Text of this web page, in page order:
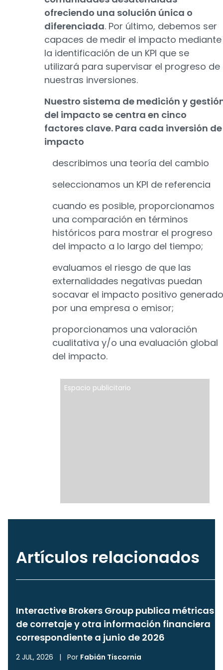
ofreciendo una solución única o
diferenciada. Por último, debemos ser
capaces de medir el impacto mediante
la identificación de un KPI que se
utilizará para supervisar el progreso de
nuestras inversiones.
Nuestro sistema de medición y
del impacto se centra en cinco
factores clave. Para cada inversión de
impacto
describimos una teoría del cambio
seleccionamos un KPI de referencia
cuando es posible, proporcionamos
una comparación en términos
históricos para mostrar el progreso
del impacto a lo largo del tiempo;
evaluamos el riesgo de que las
externalidades negativas puedan
socavar el impacto positivo generado
por una empresa o emisor;
proporcionamos una valoración
cualitativa y/o una evaluación global
del impacto.
Espacio publicitario
Artículos relacionados
Interactive Brokers Group publica métricas
de corretaje y otra información financiera
correspondiente a junio de 2026
2 JUL, 2026 | Por Fabián Tiscornia